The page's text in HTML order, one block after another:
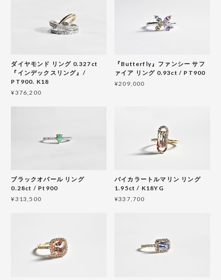
ダイヤモンド リング 0.327ct
『インデックスリング』/
PT900. K18
¥376,200
『Butterfly』ファンシー サフ
ァイア リング 0.93ct / PT900
¥209,000
ブラックオパール リング
0.28ct / Pt900
¥313,500
バイカラートルマリン リング
1.95ct / K18YG
¥337,700